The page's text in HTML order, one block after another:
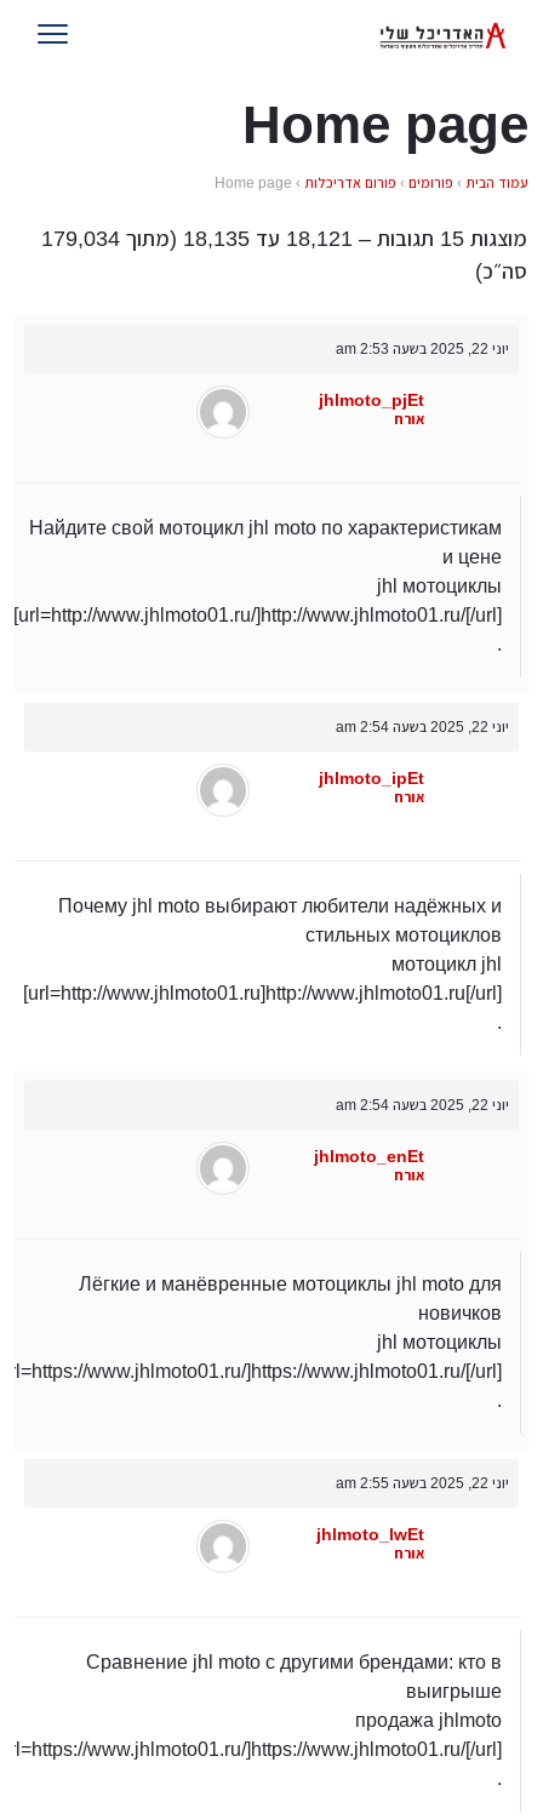
Home page
עמוד הבית › פורומים › פורום אדריכלות ›
Home page
מוצגות 15 תגובות – 18,121 עד 18,135 (מתוך 179,034
סה״כ)
יוני 22, 2025 בשעה 2:53 am
jhlmoto_pjEt
אורח
Найдите свой мотоцикл jhl moto по характеристикам
и цене
jhl мотоциклы
[url=http://www.jhlmoto01.ru/]http://www.jhlmoto01.ru/[/url]
.
יוני 22, 2025 בשעה 2:54 am
jhlmoto_ipEt
אורח
Почему jhl moto выбирают любители надёжных и
стильных мотоциклов
мотоцикл jhl
[url=http://www.jhlmoto01.ru]http://www.jhlmoto01.ru[/url]
.
יוני 22, 2025 בשעה 2:54 am
jhlmoto_enEt
אורח
Лёгкие и манёвренные мотоциклы jhl moto для
новичков
jhl мотоциклы
www.jhlmoto01.ru/]https://www.jhlmoto01.ru/[/url]
.
יוני 22, 2025 בשעה 2:55 am
jhlmoto_lwEt
אורח
Сравнение jhl moto с другими брендами: кто в
выигрыше
продажа jhlmoto
www.jhlmoto01.ru/]https://www.jhlmoto01.ru/[/url]
.